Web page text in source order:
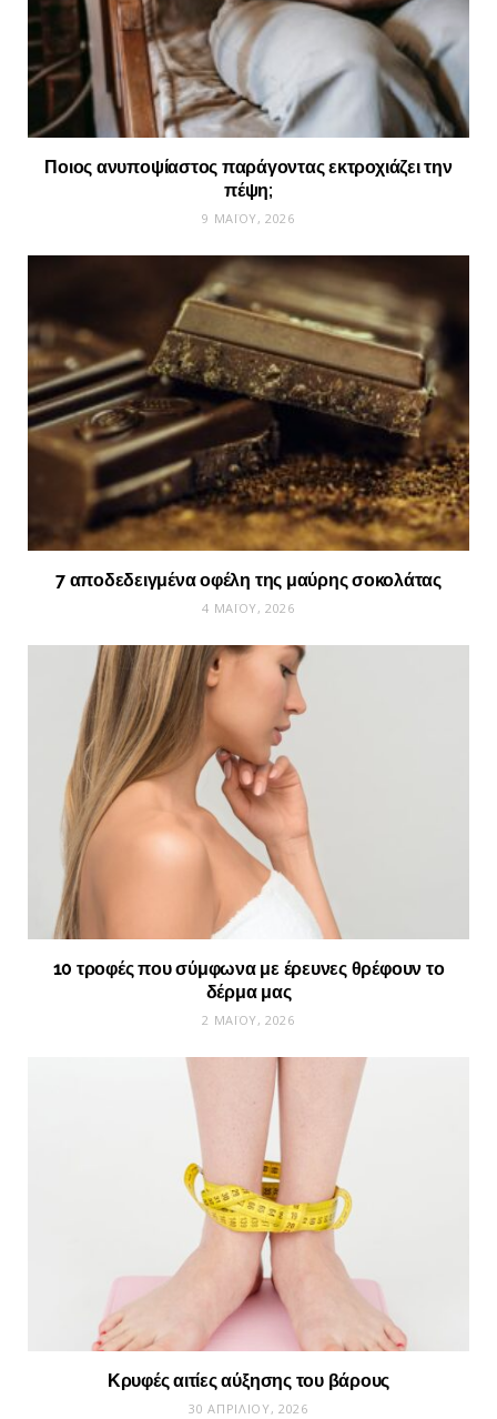
Ποιος ανυποψίαστος παράγοντας εκτροχιάζει την
πέψη;
9 ΜΑΪ́ΟΥ, 2026
7 αποδεδειγμένα οφέλη της μαύρης σοκολάτας
4 ΜΑΪ́ΟΥ, 2026
10 τροφές που σύμφωνα με έρευνες θρέφουν το
δέρμα μας
2 ΜΑΪ́ΟΥ, 2026
Κρυφές αιτίες αύξησης του βάρους
30 ΑΠΡΙΛΊΟΥ, 2026